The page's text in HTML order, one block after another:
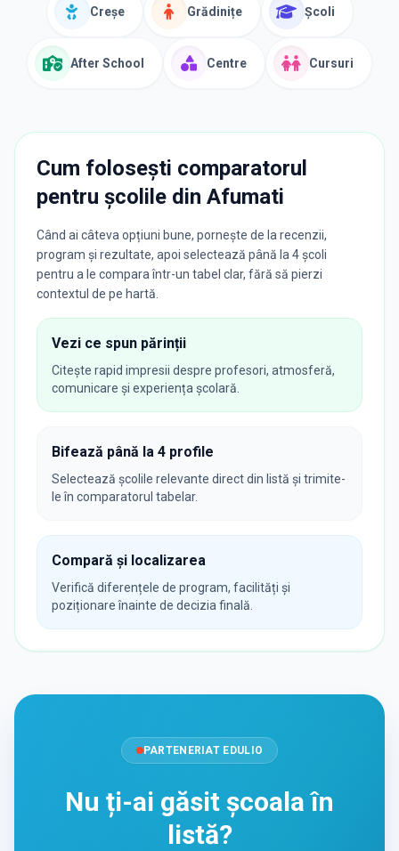
Creșe Grădinițe Școli
After School Centre Cursuri
Cum folosești comparatorul
pentru școlile din Afumati
Când ai câteva opțiuni bune, pornește de la recenzii,
program și rezultate, apoi selectează până la 4 școli
pentru a le compara într-un tabel clar, fără să pierzi
contextul de pe hartă.
Vezi ce spun părinții
Citește rapid impresii despre profesori, atmosferă,
comunicare și experiența școlară.
Bifează până la 4 profile
Selectează școlile relevante direct din listă și trimite-
le în comparatorul tabelar.
Compară și localizarea
Verifică diferențele de program, facilități și
poziționare înainte de decizia finală.
PARTENERIAT EDULIO
Nu ți-ai găsit școala în
listă?